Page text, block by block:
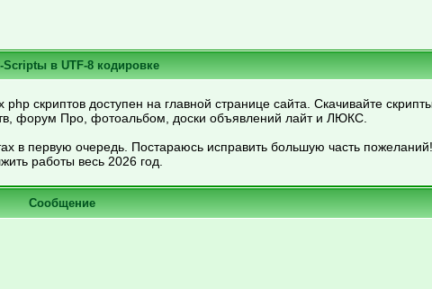
в UTF-8 кодировке
скриптов доступен на главной странице сайта. Скачивайте
форум Про, фотоальбом, доски объявлений лайт и ЛЮКС.
в первую очередь. Постараюсь исправить большую часть пожеланий!
работы весь 2026 год.
Сообщение